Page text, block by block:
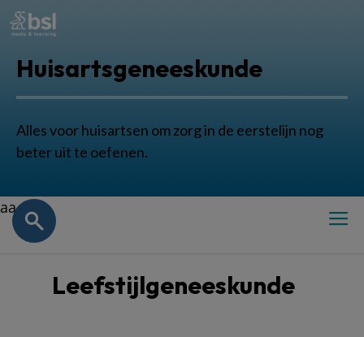
Huisartsgeneeskunde
Alles voor huisartsen om zorg in de eerstelijn nog
beter uit te oefenen.
aa
Leefstijlgeneeskunde